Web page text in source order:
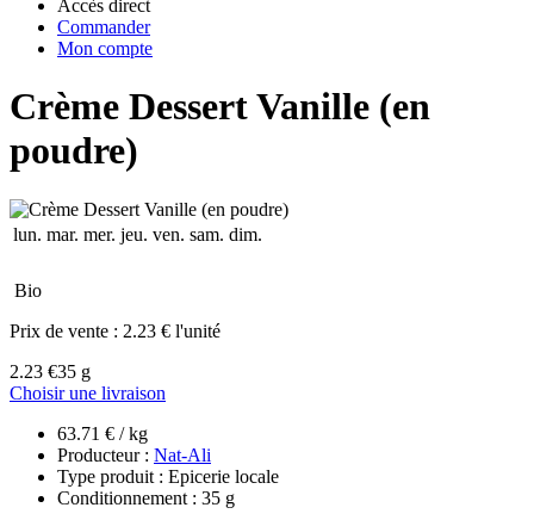
Accès direct
Commander
Mon compte
Crème Dessert Vanille (en
poudre)
lun. mar. mer. jeu. ven. sam. dim.
Bio
Prix de vente : 2.23 € l'unité
2.23 €35 g
Choisir une livraison
63.71 € / kg
Producteur : Nat-Ali
Type produit : Epicerie locale
Conditionnement : 35 g